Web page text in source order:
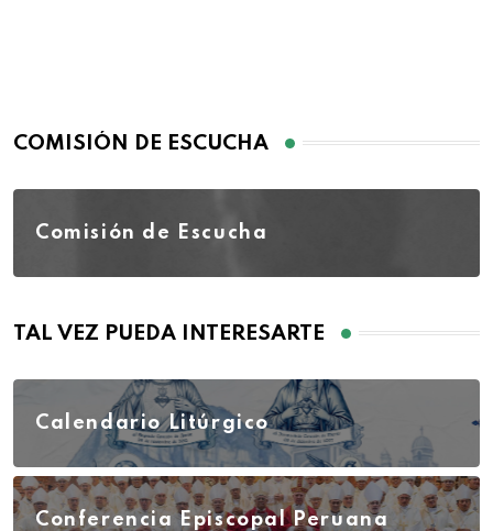
COMISIÓN DE ESCUCHA
Comisión de Escucha
TAL VEZ PUEDA INTERESARTE
Calendario Litúrgico
Conferencia Episcopal Peruana